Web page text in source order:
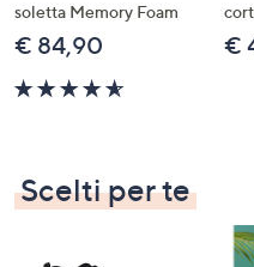
soletta Memory Foam
€ 84,90 €
Scelti per te